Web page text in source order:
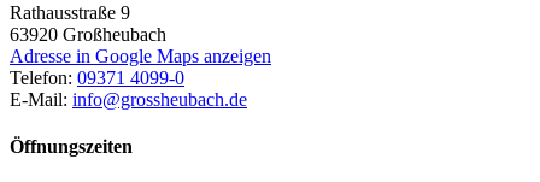
Rathausstraße 9
63920 Großheubach
Adresse in Google Maps anzeigen
Telefon: 09371 4099-0
E-Mail: info@grossheubach.de
Öffnungszeiten